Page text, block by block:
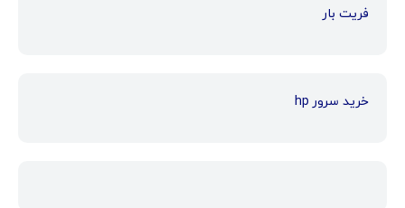
فریت بار
خرید سرور hp